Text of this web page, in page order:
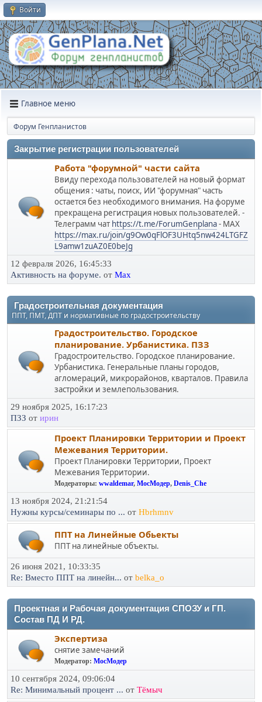
Войти
Главное меню
Форум Генпланистов
Закрытие регистрации пользователей
Работа "форумной" части сайта
Ввиду перехода пользователей на новый формат
общения : чаты, поиск, ИИ "форумная" часть
остается без необходимого внимания. На форуме
прекращена регистрация новых пользователей. -
Телеграмм чат https://t.me/ForumGenplana- МАХ
https://max.ru/join/g9Ow0qFlOF3UHtq5nw424LTGFZ
L9amw1zuAZ0E0beJg
12 февраля 2026, 16:45:33
Активность на форуме. от Max
Градостроительная документация
ППТ, ПМТ, ДПТ и нормативные по градостроительству
Градостроительство. Городское
планирование. Урбанистика. ПЗЗ
Градостроительство. Городское планирование.
Урбанистика. Генеральные планы городов,
агломераций, микрорайонов, кварталов. Правила
застройки и землепользования.
29 ноября 2025, 16:17:23
ПЗЗ от ирин
Проект Планировки Территории и Проект
Межевания Территории.
Проект Планировки Территории, Проект
Межевания Территории.
Модераторы: wwaldemar, МосМодер, Denis_Che
13 ноября 2024, 21:21:54
Нужны курсы/семинары по ... от Hbrhmnv
ППТ на Линейные Обьекты
ППТ на линейные объекты.
26 июня 2021, 10:33:35
Re: Вместо ППТ на линейн... от belka_o
Проектная и Рабочая документация СПОЗУ и ГП.
Состав ПД И РД.
Экспертиза
снятие замечаний
Модератор: МосМодер
10 сентября 2024, 09:06:04
Re: Минимальный процент ... от Тёмыч